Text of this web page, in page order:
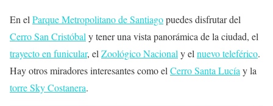
En elParque Metropolitano de Santiagopuedes disfrutar del
Cerro San Cristóbaly tener una vista panorámica de la ciudad, el
trayecto en funicular, elZoológico Nacionaly elnuevo teleférico.
Hay otros miradores interesantes como elCerro Santa Lucíay la
torre Sky Costanera.